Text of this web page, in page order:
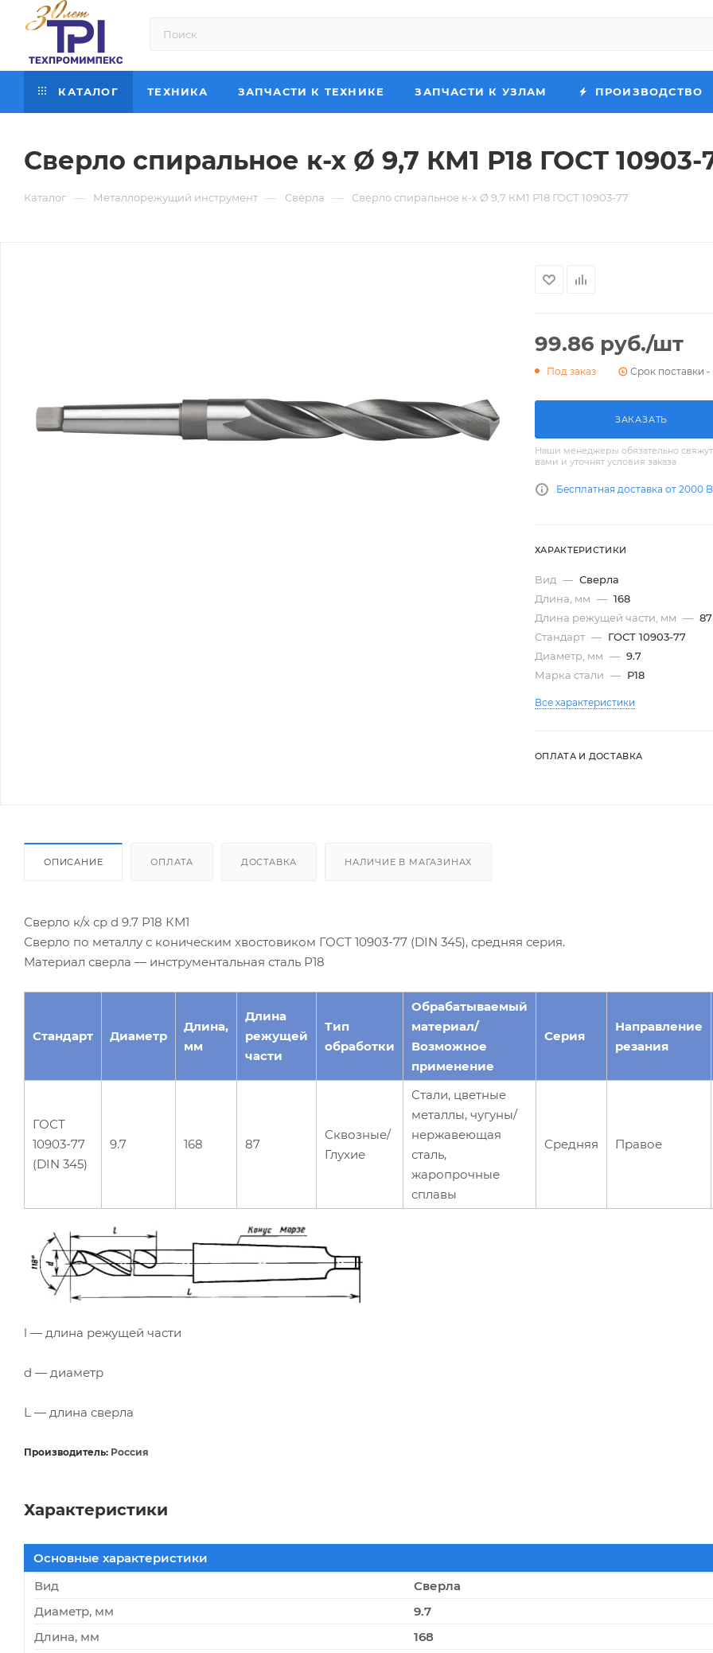
КАТАЛОГ ТЕХНИКА ЗАПЧАСТИ К ТЕХНИКЕ ЗАПЧАСТИ К УЗЛАМ ПРОИЗВОДСТВО
Сверло спиральное к-х Ø 9,7 КМ1 Р18 ГОСТ 10903-
Каталог — Металлорежущий инструмент — Свёрла — Сверло спиральное к-х Ø 9,7 КМ1 Р18 ГОСТ 10903-77
99.86 руб./шт
Под заказ Срок поставки -
ЗАКАЗАТЬ
Наши менеджеры обязательно
вами и уточнят условия заказа
Бесплатная доставка от 2000
ХАРАКТЕРИСТИКИ
Вид — Сверла
Длина, мм — 168
Длина режущей части, мм — 87
Стандарт — ГОСТ 10903-77
Диаметр, мм — 9.7
Марка стали — Р18
Все характеристики
ОПЛАТА И ДОСТАВКА
ОПИСАНИЕ ОПЛАТА ДОСТАВКА НАЛИЧИЕ В МАГАЗИНАХ
Сверло к/х ср d 9.7 Р18 КМ1
Сверло по металлу с коническим хвостовиком ГОСТ 10903-77 (DIN 345), средняя серия.
Материал сверла — инструментальная сталь Р18
Стандарт Диаметр
Длина,
мм
Длина
режущей
части
Тип
обработки
Обрабатываемый
материал/
Возможное
применение
Серия
Направление
резания
ГОСТ
10903-77
(DIN 345)
9.7 168 87
Сквозные/
Глухие
Стали, цветные
металлы, чугуны/
нержавеющая
сталь,
жаропрочные
сплавы
Средняя Правое
l — длина режущей части
d — диаметр
L — длина сверла
Производитель: Россия
Характеристики
Основные характеристики
Вид
Сверла
Диаметр, мм
9.7
Длина, мм
168